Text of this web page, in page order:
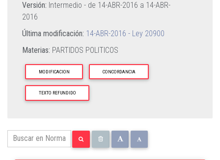
Versión: Intermedio - de 14-ABR-2016 a 14-ABR-
2016
Última modificación: 14-ABR-2016 - Ley 20900
Materias: PARTIDOS POLITICOS
MODIFICACION CONCORDANCIA
TEXTO REFUNDIDO